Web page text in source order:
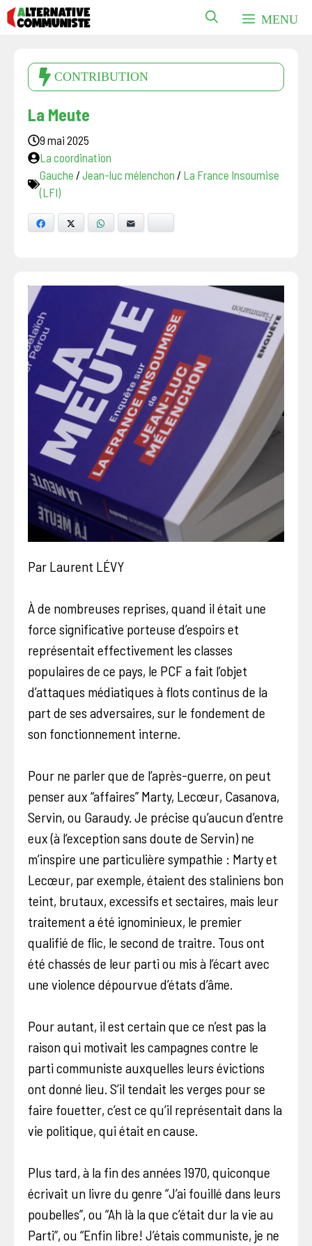
Aller
au
MENU
CONTRIBUTION
La Meute
9 mai 2025
La coordination
Gauche / Jean-luc mélenchon / La France Insoumise
(LFI)
Facebook WhatsApp
Par Laurent LÉVY
À de nombreuses reprises, quand il était une
force significative porteuse d’espoirs et
représentait effectivement les classes
populaires de ce pays, le PCF a fait l’objet
d’attaques médiatiques à flots continus de la
part de ses adversaires, sur le fondement de
son fonctionnement interne.
Pour ne parler que de l’après-guerre, on peut
penser aux “affaires” Marty, Lecœur, Casanova,
Servin, ou Garaudy. Je précise qu’aucun d’entre
eux (à l’exception sans doute de Servin) ne
m’inspire une particulière sympathie : Marty et
Lecœur, par exemple, étaient des staliniens bon
teint, brutaux, excessifs et sectaires, mais leur
traitement a été ignominieux, le premier
qualifié de flic, le second de traitre. Tous ont
été chassés de leur parti ou mis à l’écart avec
une violence dépourvue d’états d’âme.
Pour autant, il est certain que ce n’est pas la
raison qui motivait les campagnes contre le
parti communiste auxquelles leurs évictions
ont donné lieu. S’il tendait les verges pour se
faire fouetter, c’est ce qu’il représentait dans la
vie politique, qui était en cause.
Plus tard, à la fin des années 1970, quiconque
écrivait un livre du genre “J’ai fouillé dans leurs
poubelles”, ou “Ah là la que c’était dur la vie au
Parti”, ou “Enfin libre! J’étais communiste, je ne